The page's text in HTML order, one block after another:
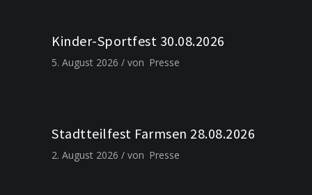
Kinder-Sportfest 30.08.2026
5. August 2026 von Presse
Stadtteilfest Farmsen 28.08.2026
2. August 2026 von Presse